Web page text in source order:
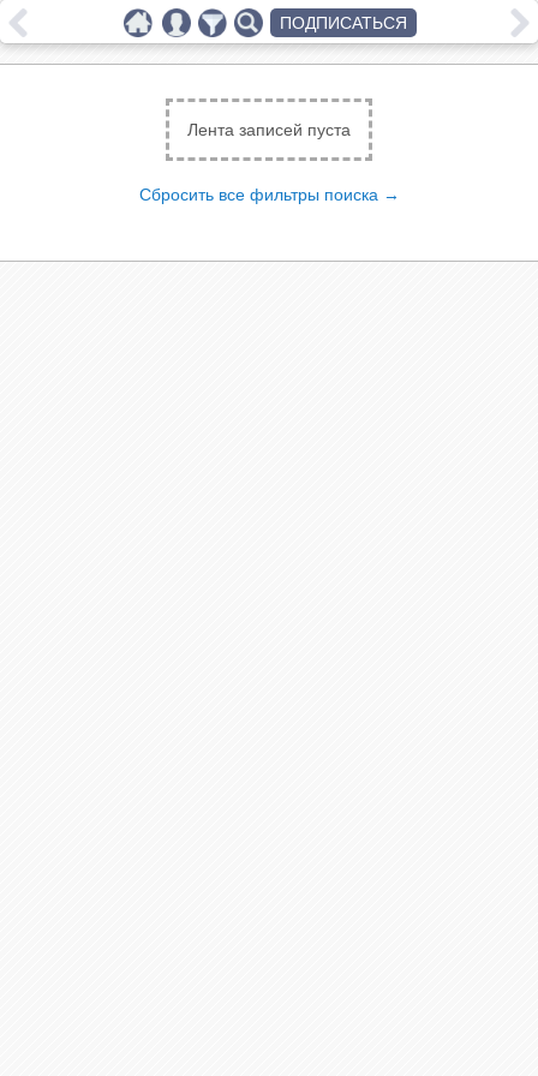
Лента записей пуста
Сбросить все фильтры поиска →
ПОДПИСАТЬСЯ